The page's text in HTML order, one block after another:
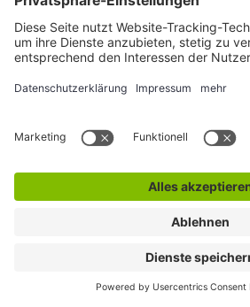
Impressum AGB Versand &
Rückgabe Verhaltenskodex
Cookie-
ggf. Nachnahmegebühren, wenn
© duschwelten.de